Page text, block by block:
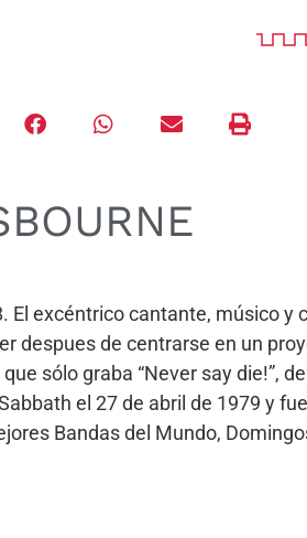
El excéntrico cantante, músico
despues de centrarse en un
sólo graba “Never say die!”,
el 27 de abril de 1979 y
Bandas del Mundo,